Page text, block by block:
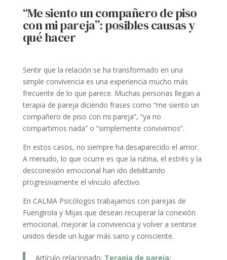
“Me siento un compañero de piso
con mi pareja”: posibles causas y
qué hacer
Sentir que la relación se ha transformado en una
simple convivencia es una experiencia mucho más
frecuente de lo que parece. Muchas personas llegan a
terapia de pareja diciendo frases como “me siento un
compañero de piso con mi pareja”, “ya no
compartimos nada” o “simplemente convivimos”.
En estos casos, no siempre ha desaparecido el amor.
A menudo, lo que ocurre es que la rutina, el estrés y la
desconexión emocional han ido debilitando
progresivamente el vínculo afectivo.
En CALMA Psicólogos trabajamos con parejas de
Fuengirola y Mijas que desean recuperar la conexión
emocional, mejorar la convivencia y volver a sentirse
unidos desde un lugar más sano y consciente.
Artículo relacionado: Terapia de pareja: